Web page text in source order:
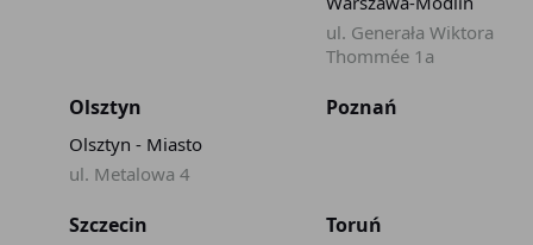
ul. Generała Wiktora
Thommée 1a
Olsztyn
Olsztyn - Miasto
ul. Metalowa 4
Poznań
Szczecin Toruń